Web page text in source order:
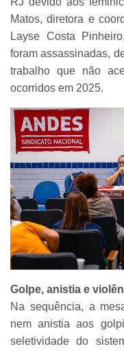
Matos, diretora e
Layse Costa
foram assassinadas,
trabalho que não
ocorridos em 2025.
Golpe, anistia e
Na sequência, a
nem anistia aos
seletividade do